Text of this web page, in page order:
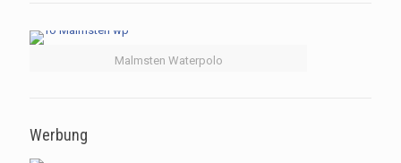
Malmsten Waterpolo
Werbung